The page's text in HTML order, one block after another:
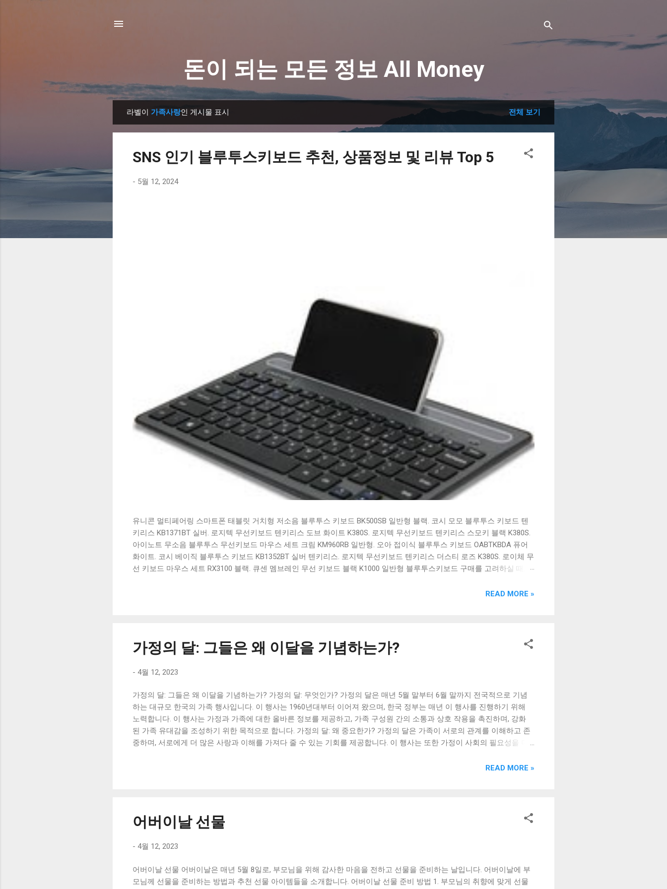
돈이 되는 모든 정보 All Money
라벨이 가족사랑인 게시물 표시 전체 보기
SNS 인기 블루투스키보드 추천, 상품정보 및 리뷰 Top 5
- 5월 12, 2024
유니콘 멀티페어링 스마트폰 태블릿 거치형 저소음 블루투스 키보드 BK500SB 일반형 블랙. 코시 모모 블루투스 키보드 텐
키리스 KB1371BT 실버. 로지텍 무선키보드 텐키리스 도브 화이트 K380S. 로지텍 무선키보드 텐키리스 스모키 블랙 K380S.
아이노트 무소음 블루투스 무선키보드 마우스 세트 크림 KM960RB 일반형. 오아 접이식 블루투스 키보드 OABTKBDA 퓨어
화이트. 코시 베이직 블루투스 키보드 KB1352BT 실버 텐키리스. 로지텍 무선키보드 텐키리스 더스티 로즈 K380S. 로이체 무
선 키보드 마우스 세트 RX3100 블랙. 큐센 멤브레인 무선 키보드 블랙 K1000 일반형 블루투스키보드 구매를 고려하실 때, 추
상품 하나를 사더라도 종류도 많고, 가격도 다양해서 결정이 많이 어려우시죠? 특히 블루투스키보드 같은 상품을 고를 때는
READ MORE »
가정의 달: 그들은 왜 이달을 기념하는가?
- 4월 12, 2023
가정의 달: 그들은 왜 이달을 기념하는가? 가정의 달: 무엇인가? 가정의 달은 매년 5월 말부터 6월 말까지 전국적으로 기념
하는 대규모 한국의 가족 행사입니다. 이 행사는 1960년대부터 이어져 왔으며, 한국 정부는 매년 이 행사를 진행하기 위해
노력합니다. 이 행사는 가정과 가족에 대한 올바른 정보를 제공하고, 가족 구성원 간의 소통과 상호 작용을 촉진하며, 강화
된 가족 유대감을 조성하기 위한 목적으로 합니다. 가정의 달: 왜 중요한가? 가정의 달은 가족이 서로의 관계를 이해하고 존
중하며, 서로에게 더 많은 사랑과 이해를 가져다 줄 수 있는 기회를 제공합니다. 이 행사는 또한 가정이 사회의 필요성을 더
년간의 코로나19 사태로 인해 사람들은 가족 구성원들과 더 많은 시간을 보내며, 가족이란 무엇인가를 깨닫게 됐습니다. 그
육 프로그램을 제공합니다. 가정의 달주간 동안, 많은 학교와 커뮤니티 그룹이 가정의 달을 기념하기 위한 다양한 행사를 진
행합니다. 가족 모임, 운동 대회, 가족 캠프, 음악 축제 등의 활동도 진행됩니다. 가정의 달: 어떻게 참여할 수 있나? 가정의 달
수 있습니다. 지역 목회자, 교사, 사회복지사를 찾아...
READ MORE »
어버이날 선물
- 4월 12, 2023
어버이날 선물 어버이날은 매년 5월 8일로, 부모님을 위해 감사한 마음을 전하고 선물을 준비하는 날입니다. 어버이날에 부
모님께 선물을 준비하는 방법과 추천 선물 아이템들을 소개합니다. 어버이날 선물 준비 방법 1. 부모님의 취향에 맞게 선물